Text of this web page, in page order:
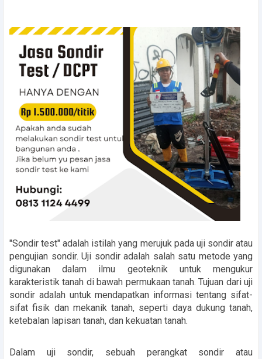
"Sondir test" adalah istilah yang merujuk pada uji sondir atau
pengujian sondir. Uji sondir adalah salah satu metode yang
digunakan dalam ilmu geoteknik untuk mengukur
karakteristik tanah di bawah permukaan tanah. Tujuan dari uji
sondir adalah untuk mendapatkan informasi tentang sifat-
sifat fisik dan mekanik tanah, seperti daya dukung tanah,
ketebalan lapisan tanah, dan kekuatan tanah.
Dalam uji sondir, sebuah perangkat sondir atau